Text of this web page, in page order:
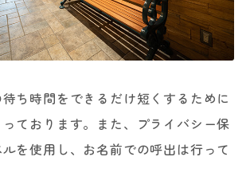
ち時間をできるだけ短くするために
ております。また、プライバシー保
を使用し、お名前での呼出は行って